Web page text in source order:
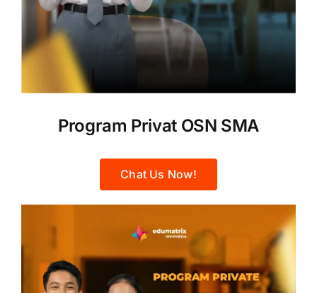
Program Privat OSN SMA
Chat Us Now!